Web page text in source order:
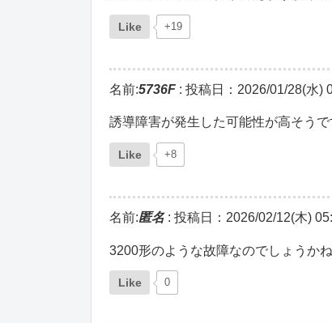
Like +19
名前:5736F : 投稿日：2026/01/28(水)
誘導障害が発生した可能性が高そう
Like +8
名前:匿名: 投稿日：2026/02/12(木)
3200形のような故障なのでしょうか
Like 0